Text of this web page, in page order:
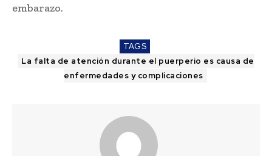
embarazo.
TAGS
La falta de atención durante el puerperio es causa de
enfermedades y complicaciones